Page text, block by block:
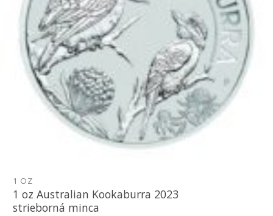
1 OZ
1 oz Australian Kookaburra 2023
strieborná minca